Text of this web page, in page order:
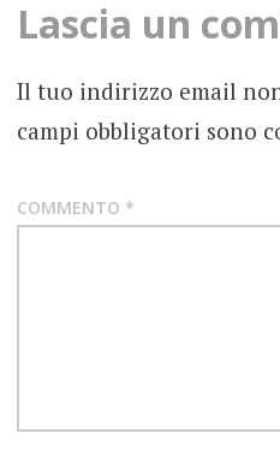
FOTOGRAFIE
Lascia un
Il tuo indirizzo email
campi obbligatori sono
COMMENTO *